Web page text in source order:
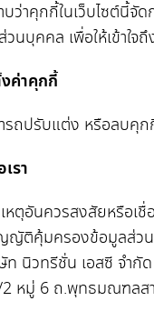
บว่าคุกกี้ในเว็บไซต์นี้จั
วนบุคคล เพื่อให้เข้าใ
ค่าคุกกี้
รถปรับแต่ง หรือลบคุ
รา
ตุอันควรสงสัยหรือเชื่
ญัติคุ้มครองข้อมูลส่ว
ท นิวทรีชั่น เอสซี จำกั
หมู่ 6 ถ.พุทธมณฑลส